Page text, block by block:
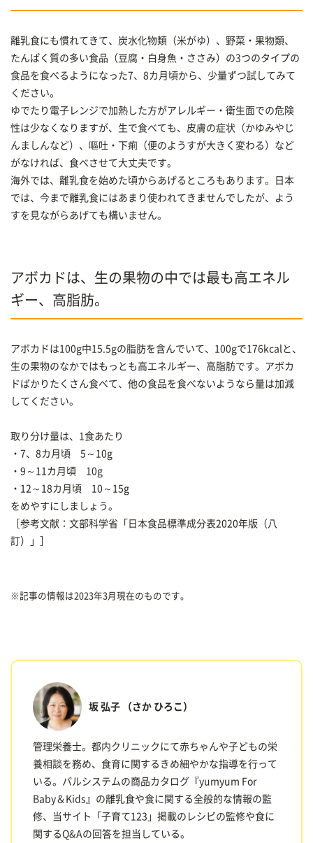
離乳食にも慣れてきて、炭水化物類（米がゆ）、野菜・果物類、
たんぱく質の多い食品（豆腐・白身魚・ささみ）の3つのタイプの
食品を食べるようになった7、8カ月頃から、少量ずつ試してみて
ください。
ゆでたり電子レンジで加熱した方がアレルギー・衛生面での危険
性は少なくなりますが、生で食べても、皮膚の症状（かゆみやじ
んましんなど）、嘔吐・下痢（便のようすが大きく変わる）など
がなければ、食べさせて大丈夫です。
海外では、離乳食を始めた頃からあげるところもあります。日本
では、今まで離乳食にはあまり使われてきませんでしたが、よう
すを見ながらあげても構いません。
アボカドは、生の果物の中では最も高エネル
ギー、高脂肪。
アボカドは100g中15.5gの脂肪を含んでいて、100gで176kcalと、
生の果物のなかではもっとも高エネルギー、高脂肪です。アボカ
ドばかりたくさん食べて、他の食品を食べないようなら量は加減
してください。
取り分け量は、1食あたり
・7、8カ月頃 5～10g
・9～11カ月頃 10g
・12～18カ月頃 10～15g
をめやすにしましょう。
［参考文献：文部科学省「日本食品標準成分表2020年版（八
訂）」］
※記事の情報は2023年3月現在のものです。
坂 弘子 （さか ひろこ）
管理栄養士。都内クリニックにて赤ちゃんや子どもの栄
養相談を務め、食育に関するきめ細やかな指導を行って
いる。パルシステムの商品カタログ『yumyum For
Baby＆Kids』の離乳食や食に関する全般的な情報の監
修、当サイト「子育て123」掲載のレシピの監修や食に
関するQ&Aの回答を担当している。